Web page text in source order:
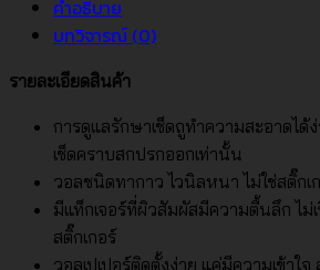
คำอธิบาย
บทวิจารณ์ (0)
รายละเอียดสินค้า
การดูแลรักษาเช็ดถูทำความสะอาดได้
เช็ดคราบสกปรกออกเท่านั้น
วอลชนิดทากาว ไวนิลหนา ไม่ใช่สติ๊กเ
มีแท็กเจอร์ที่ผิวสัมผัสมีความตื้นลึก ไม่
สติ๊กเกอร์
วอลเปเปอร์ติดตั้งง่าย แค่มีความเข้าใจ